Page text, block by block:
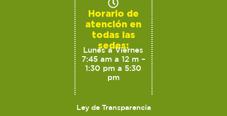
Horario de
atención en
todas las
sedes:
Lunes a Viernes
7:45 am a 12 m –
1:30 pm a 5:30
pm
Ley de Transparencia